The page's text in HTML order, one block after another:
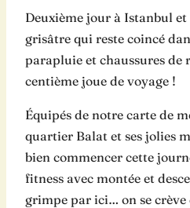
Deuxième jour à Istanbul
grisâtre qui reste coincé
parapluie et chaussures de
centième joue de voyage !
Équipés de notre carte de
quartier Balat et ses jolies
bien commencer cette
fitness avec montée et
grimpe par ici… on se crève